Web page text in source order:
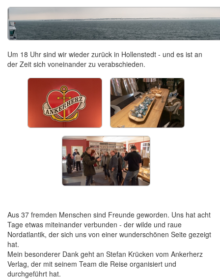
Um 18 Uhr sind wir wieder zurück in Hollenstedt - und es ist an
der Zeit sich voneinander zu verabschieden.
Aus 37 fremden Menschen sind Freunde geworden. Uns hat acht
Tage etwas miteinander verbunden - der wilde und raue
Nordatlantik, der sich uns von einer wunderschönen Seite gezeigt
hat.
Mein besonderer Dank geht an Stefan Krücken vom Ankerherz
Verlag, der mit seinem Team die Reise organisiert und
durchgeführt hat.